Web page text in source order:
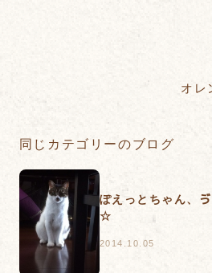
オレ
同じカテゴリーのブログ
ぽえっとちゃん、
☆
2014.10.05